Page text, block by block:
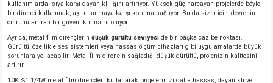
kullanımlarda ısıya karşı dayanıklılığını artırıyor. Yüksek güç harcayan projelerde böyle
bir direnci kullanmak, aşırı ısınmaya karşı koruma sağlıyor. Bu da sizin için, devrenin
ömrünü artıran bir güvenlik unsuru oluyor.
Ayrıca, metal film dirençlerin düşük gürültü seviyesi de bir başka cazibe noktası.
Gürültü, özellikle ses sistemleri veya hassas ölçüm cihazları gibi uygulamalarda büyük
sorunlara yol açabilir. Metal film direncin sağladığı düşük gürültü, projenizin kalitesini
artırır.
10K %1 1/4W metal film dirençleri kullanarak projelerinizi daha hassas, dayanıklı ve